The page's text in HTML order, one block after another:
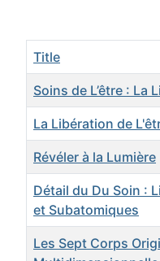
Title
Soins de L’être : La
La Libération de
Révéler à la Lumière
Détail du Du Soin :
et Subatomiques
Les Sept Corps